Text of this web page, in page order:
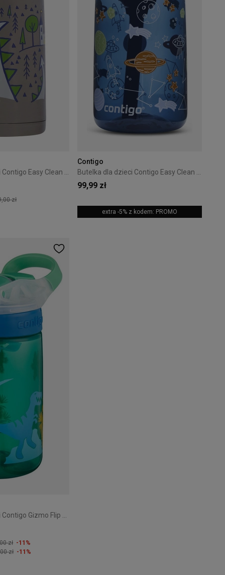
Butelka dla dzieci Contigo Easy Clean 420ml - Fire Dragon
zł
Contigo
Butelka dla dzieci Contigo Easy Clean 420ml - Blueberry Cosmos
99,99 zł
extra -5% z kodem: PROMO
zł -11%
zł -11%